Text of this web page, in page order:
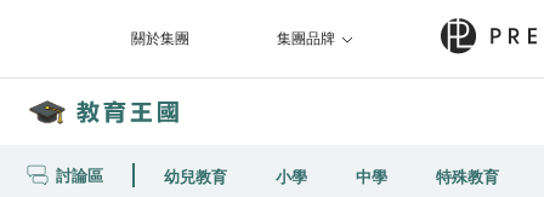
關於集團 集團品牌
討論區 幼兒教育 小學 中學 特殊教育